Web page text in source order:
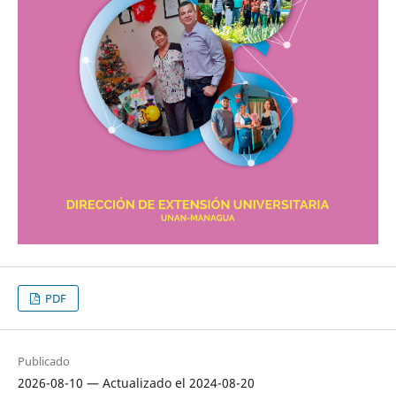
PDF
Publicado
2026-08-10 — Actualizado el 2024-08-20